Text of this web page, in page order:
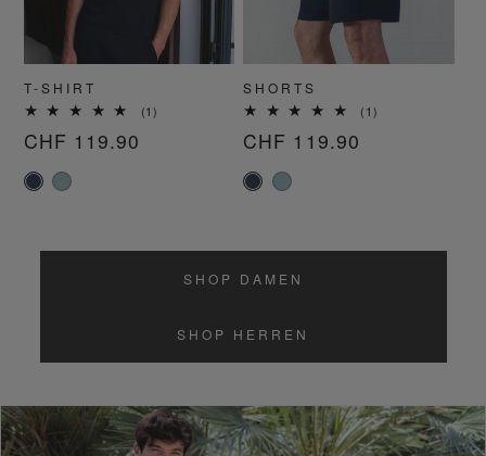
T-SHIRT
(1)
Normaler
Preis
CHF 119.90
SHORTS
(1)
Normaler
Preis
CHF 119.90
SHOP DAMEN
SHOP HERREN